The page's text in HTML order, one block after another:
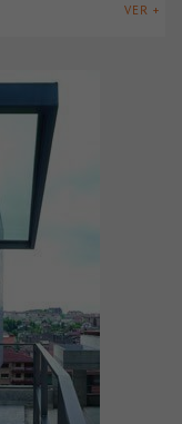
VER +